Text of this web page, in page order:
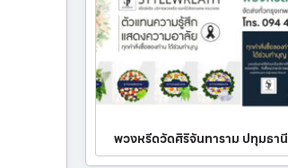
พวงหรีดวัดศิริจันทาราม ปทุมธานี